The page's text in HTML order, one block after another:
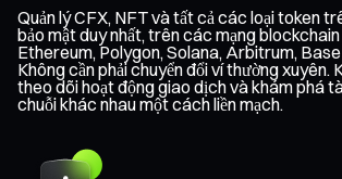
Quản lý CFX, NFT và tất cả các loại token
bảo mật duy nhất, trên các mạng blockchain
Ethereum, Polygon, Solana, Arbitrum,
Không cần phải chuyển đổi ví thường xuyên.
theo dõi hoạt động giao dịch và khám phá
chuỗi khác nhau một cách liền mạch.